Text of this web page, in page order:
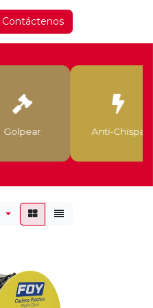
Contáctenos
Golpear Anti-Chispa